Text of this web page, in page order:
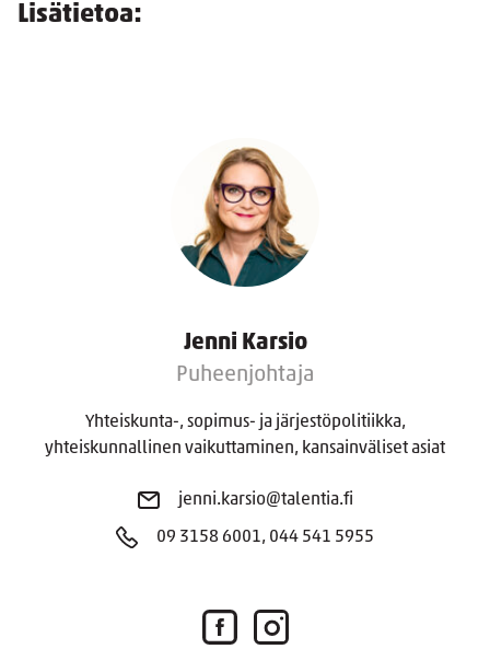
Lisätietoa:
Jenni Karsio
Puheenjohtaja
Yhteiskunta-, sopimus- ja järjestöpolitiikka,
yhteiskunnallinen vaikuttaminen, kansainväliset asiat
jenni.karsio@talentia.fi
09 3158 6001, 044 541 5955